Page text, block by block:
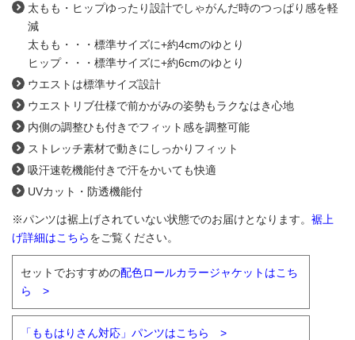
太もも・ヒップゆったり設計でしゃがんだ時のつっぱり感を軽
減
太もも・・・標準サイズに+約4cmのゆとり
ヒップ・・・標準サイズに+約6cmのゆとり
ウエストは標準サイズ設計
ウエストリブ仕様で前かがみの姿勢もラクなはき心地
内側の調整ひも付きでフィット感を調整可能
ストレッチ素材で動きにしっかりフィット
吸汗速乾機能付きで汗をかいても快適
UVカット・防透機能付
※パンツは裾上げされていない状態でのお届けとなります。 裾上
げ詳細はこちらをご覧ください。
セットでおすすめの配色ロールカラージャケットはこち
ら >
「ももはりさん対応」パンツはこちら >